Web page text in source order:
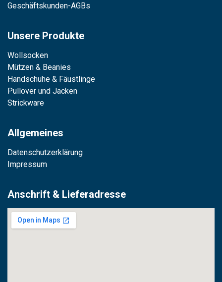
Geschäftskunden-AGBs
Unsere Produkte
Wollsocken
Mützen & Beanies
Handschuhe & Fäustlinge
Pullover und Jacken
Strickware
Allgemeines
Datenschutzerklärung
Impressum
Anschrift & Lieferadresse